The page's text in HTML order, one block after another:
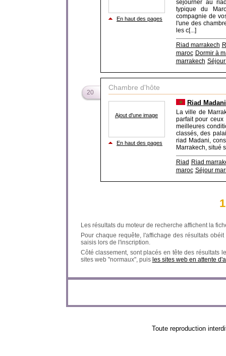
En haut des pages
séjourner au
typique du
compagnie de
l'une des
les c[...]
Riad marrakech
maroc Dormir à
marrakech
20
Chambre d'hôte
Ajout d'une image
En haut des pages
Riad
La ville de
parfait pour
meilleures
classés, des
riad Madani,
Marrakech, situé
Riad Riad
maroc Séjour
1
Les résultats du moteur de recherche affichent la
Pour chaque requête, l'affichage des résultats
saisis lors de l'inscription.
Côté classement, sont placés en tête des résultats
sites web "normaux", puis les sites web en attente
Toute reproduction